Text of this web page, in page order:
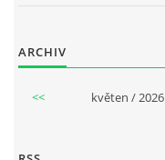
ARCHIV
<< květen / 2026